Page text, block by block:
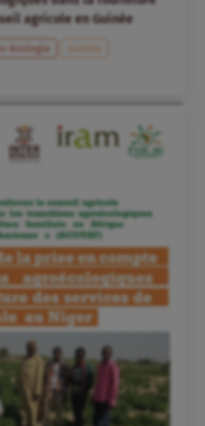
agricole en Guinée
écologie
Guinée